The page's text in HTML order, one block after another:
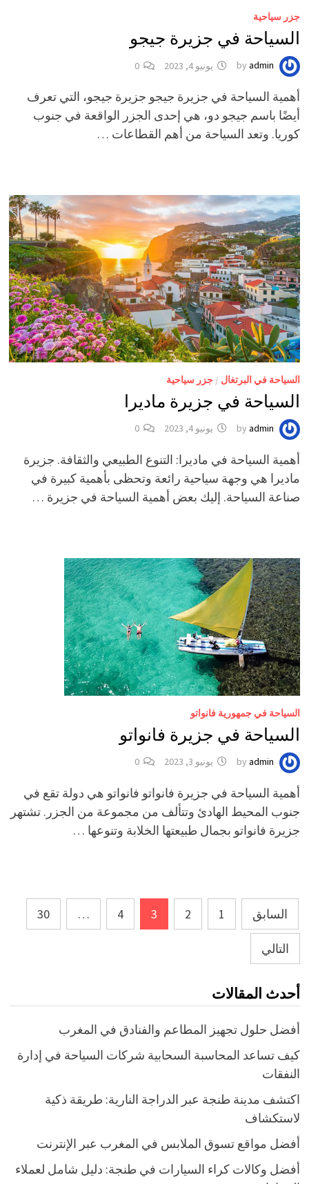
جزر سياحية
السياحة في جزيرة جيجو
byadmin يونيو 4, 2023 0
أهمية السياحة في جزيرة جيجو جزيرة جيجو، التي تعرف
أيضًا باسم جيجو دو، هي إحدى الجزر الواقعة في جنوب
كوريا. وتعد السياحة من أهم القطاعات …
السياحة في البرتغال / جزر سياحية
السياحة في جزيرة ماديرا
byadmin يونيو 4, 2023 0
أهمية السياحة في ماديرا: التنوع الطبيعي والثقافة. جزيرة
ماديرا هي وجهة سياحية رائعة وتحظى بأهمية كبيرة في
صناعة السياحة. إليك بعض أهمية السياحة في جزيرة …
السياحة في جمهورية فانواتو
السياحة في جزيرة فانواتو
byadmin يونيو 3, 2023 0
أهمية السياحة في جزيرة فانواتو فانواتو هي دولة تقع في
جنوب المحيط الهادئ وتتألف من مجموعة من الجزر. تشتهر
جزيرة فانواتو بجمال طبيعتها الخلابة وتنوعها …
Posts
pagination
السابق 1
2
3
4
…
30
التالي
أحدث المقالات
أفضل حلول تجهيز المطاعم والفنادق في المغرب
كيف تساعد المحاسبة السحابية شركات السياحة في إدارة
النفقات
اكتشف مدينة طنجة عبر الدراجة النارية: طريقة ذكية
لاستكشاف
أفضل مواقع تسوق الملابس في المغرب عبر الإنترنت
أفضل وكالات كراء السيارات في طنجة: دليل شامل لعملاء